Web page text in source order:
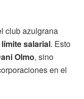
club azulgrana
límite salarial. Esto
Olmo, sino
en el